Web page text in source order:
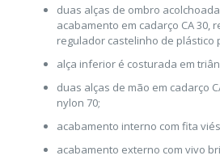
duas alças de ombro
acabamento em cadarço CA 30,
regulador castelinho de plástico
alça inferior é costurada em
duas alças de mão em cadarço
nylon 70;
acabamento interno com fita
acabamento externo com vivo